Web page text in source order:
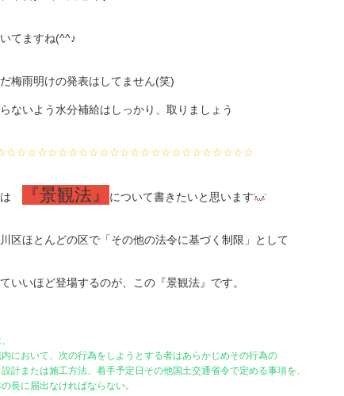
てますね(^^♪
梅雨明けの発表はしてません(笑)
ないよう水分補給はしっかり、取りましょう
は 『景観法』 について書きたいと思います
区ほとんどの区で「その他の法令に基づく制限」として
いいほど登場するのが、この『景観法』です。
において、次の行為をしようとする者はあらかじめその行為の
計または施工方法、着手予定日その他国土交通省令で定める事項を、
長に届出なければならない。